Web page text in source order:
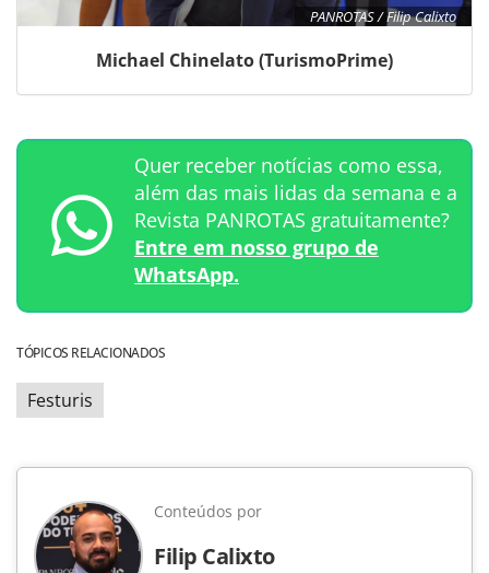
PANROTAS / Filip Calixto
Michael Chinelato (TurismoPrime)
Quer receber notícias como essa,
além das mais lidas da semana e a
Revista PANROTAS gratuitamente?
Entre em nosso grupo de
WhatsApp.
TÓPICOS RELACIONADOS
Festuris
Conteúdos por
Filip Calixto